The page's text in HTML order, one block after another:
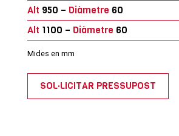
Alt 950 – Diàmetre 60
Alt 1100 – Diàmetre 60
Mides en mm
SOL·LICITAR PRESSUPOST